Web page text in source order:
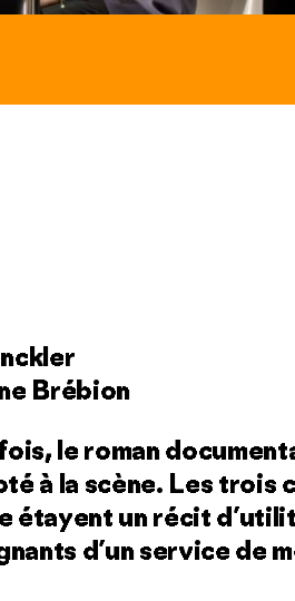
Brébion
le roman
à la scène. Les trois
étayent un récit
d’un service de